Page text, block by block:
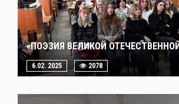
«ПОЭЗИЯ ВЕЛИКОЙ
6.02. 2025 2078